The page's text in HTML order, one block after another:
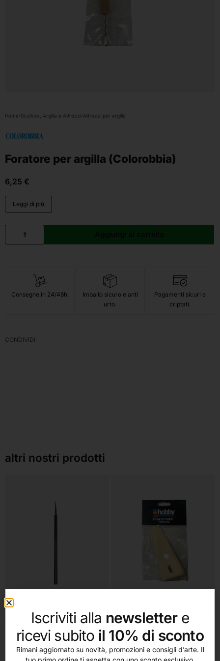
Home›Scultura, Argilla e Attrezzi›Attrezzi per argilla
Foratore per argilla (Colorobbia)
6,25 €
Leggi di più
Consegne in 24/48h.
Imballo sicuro e anti
urto.
Pagamenti sicuri e
criptati.
CONDIVIDI
altri nostri prodotti
Aggiungi al carrello
Colorobbia
Aggiungi al carrello
Colorobbia
ricurvo (Colorobbia)
Iscriviti alla newslettere
ricevi subito il 10% di sconto
Rimani aggiornato su novità, promozioni e consigli d’arte. Il